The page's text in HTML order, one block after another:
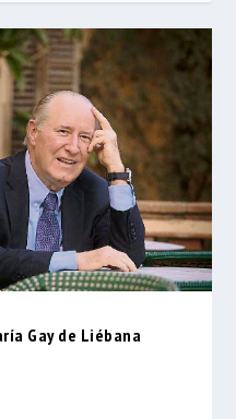
Gay de Liébana